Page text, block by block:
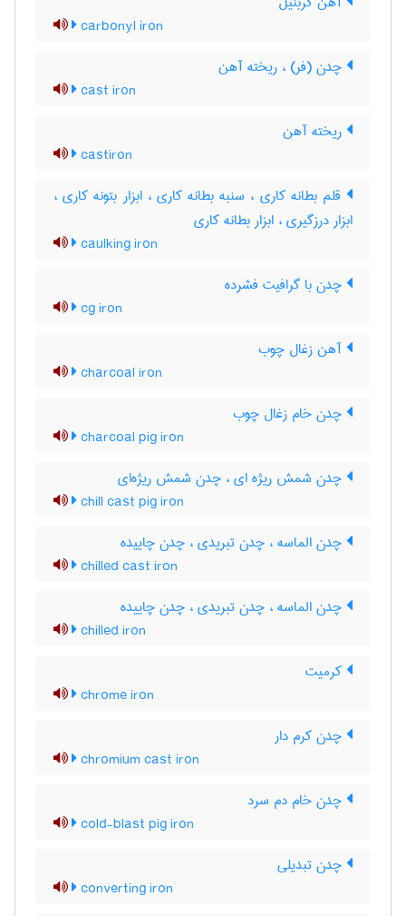
carbonyl iron
چدن (فر) ، ریخته آهن
cast iron
ریخته آهن
castiron
قلم بطانه کاری ، سنبه بطانه کاری ، ابزار بتونه کاری ،
ابزار درزگیری ، ابزار بطانه کاری
caulking iron
چدن با گرافیت فشرده
cg iron
آهن زغال چوب
charcoal iron
چدن خام زغال چوب
charcoal pig iron
چدن شمش ریژه ای ، چدن شمش ریژه‌ای
chill cast pig iron
چدن الماسه ، چدن تبریدی ، چدن چاییده
chilled cast iron
چدن الماسه ، چدن تبریدی ، چدن چاییده
chilled iron
کرمیت
chrome iron
چدن کرم دار
chromium cast iron
چدن خام دم سرد
cold-blast pig iron
چدن تبدیلی
converting iron